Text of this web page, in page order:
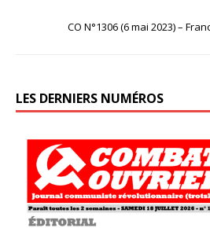
CO N°1306 (6 mai 2023) –
LES DERNIERS NUMÉROS